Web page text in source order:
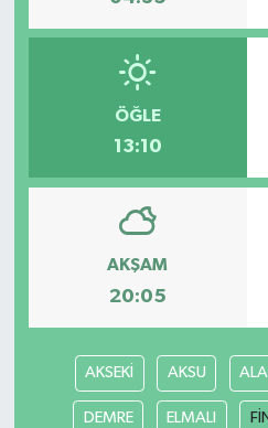
ÖĞLE
13:10
AKŞAM
20:05
AKSEKİ AKSU
DEMRE ELMALI